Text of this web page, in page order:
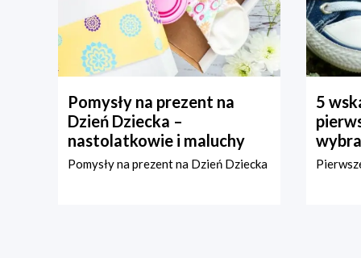
Pomysły na prezent na
Dzień Dziecka –
nastolatkowie i maluchy
Pomysły na prezent na Dzień Dziecka
5